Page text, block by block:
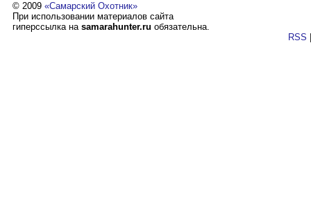
© 2009 «Самарский Охотник»
При использовании материалов сайта
гиперссылка на samarahunter.ru обязательна.
RSS